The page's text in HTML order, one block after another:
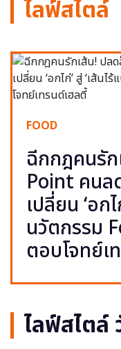
ไลฟ์สไตล์
FOOD
ฉีกกฎคนรั
Point คนล
เปลี่ยน ‘อกไ
นวัตกรรม
ตอบโจทย์เ
ไลฟ์สไตล์